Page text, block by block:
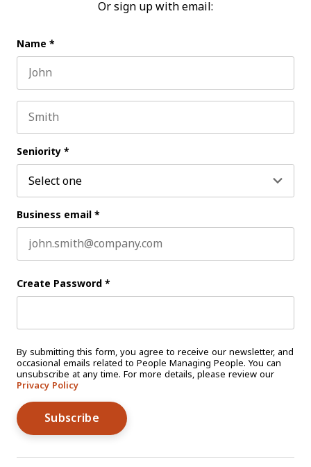
Or sign up with email:
Name *
Seniority *
Business email *
Create Password *
By submitting this form, you agree to receive our newsletter, and
occasional emails related to People Managing People. You can
unsubscribe at any time. For more details, please review our
Privacy Policy